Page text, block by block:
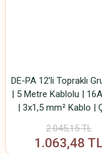
DE-PA 12’li Topraklı
| 5 Metre Kablolu |
| 3x1,5 mm² Kablo |
2.045,15 TL
1.063,48